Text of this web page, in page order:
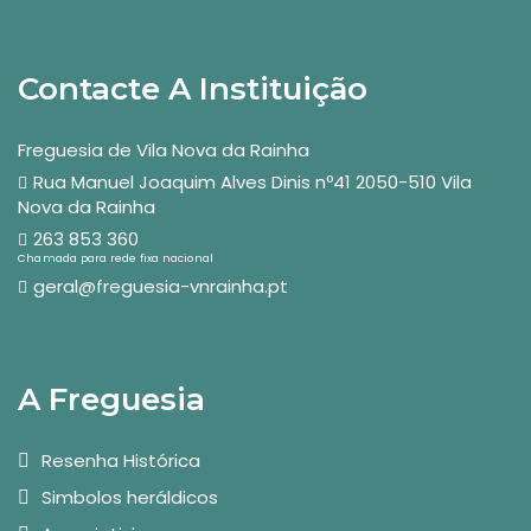
Contacte A Instituição
Freguesia de Vila Nova da Rainha
Rua Manuel Joaquim Alves Dinis nº41 2050-510 Vila
Nova da Rainha
263 853 360
Chamada para rede fixa nacional
geral@freguesia-vnrainha.pt
A Freguesia
Resenha Histórica
Simbolos heráldicos